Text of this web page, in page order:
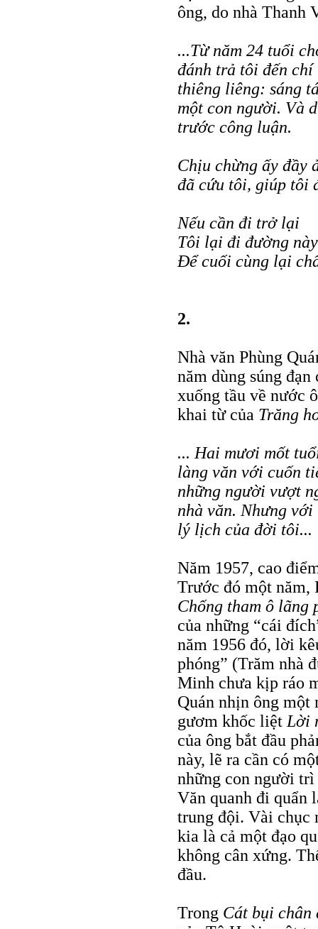
ông, do nhà Thanh
...Từ năm 24 tuổi
đánh trả tôi đến chí
thiêng liêng: sáng
một con người. Và
trước công luận.
Chịu chừng ấy đầy
đã cứu tôi, giúp tôi
Nếu cần đi trở lại
Tôi lại đi đường này
Để cuối cùng lại
2.
Nhà văn Phùng
năm dùng súng
xuống tầu về nước
khai từ của Trăng
... Hai mươi mốt
làng văn với cuốn
những người vượt
nhà văn. Nhưng
lý lịch của đời tôi...
Năm 1957, cao
Trước đó một năm,
Chống tham ô lãng
của những “cái
năm 1956 đó, lời
phóng” (Trăm nhà
Minh chưa kịp ráo
Quán nhịn ông một
gươm khốc liệt Lời
của ông bắt đầu
này, lẽ ra cần có
những con người
Văn quanh đi quẩn
trung đội. Vài chục
kia là cả một đạo
không cân xứng.
đầu.
Trong Cát bụi chân